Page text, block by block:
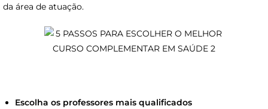
da área de atuação.
Escolha os professores mais qualificados